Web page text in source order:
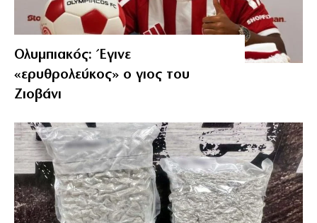
Ολυμπιακός: Έγινε
«ερυθρολεύκος» ο γιος του
Ζιοβάνι